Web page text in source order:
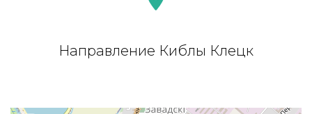
Направление Киблы Клецк